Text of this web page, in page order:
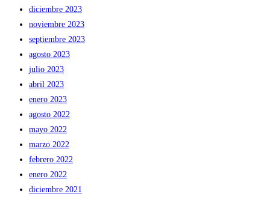
diciembre 2023
noviembre 2023
septiembre 2023
agosto 2023
julio 2023
abril 2023
enero 2023
agosto 2022
mayo 2022
marzo 2022
febrero 2022
enero 2022
diciembre 2021